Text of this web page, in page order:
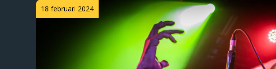
Posted
on
18 februari 2024